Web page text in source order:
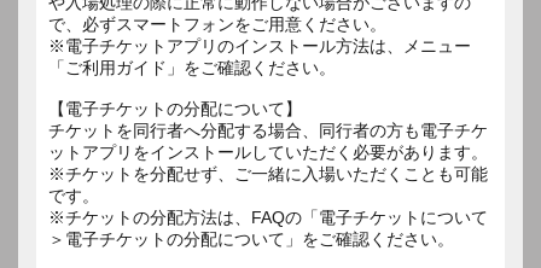
で、必ずスマートフォンをご用意ください。
※電子チケットアプリのインストール方法は、メニュー
「ご利用ガイド」をご確認ください。
【電子チケットの分配について】
チケットを同行者へ分配する場合、同行者の方も電子チケ
ットアプリをインストールしていただく必要があります。
※チケットを分配せず、ご一緒に入場いただくことも可能
です。
※チケットの分配方法は、FAQの「電子チケットについて
＞電子チケットの分配について」をご確認ください。